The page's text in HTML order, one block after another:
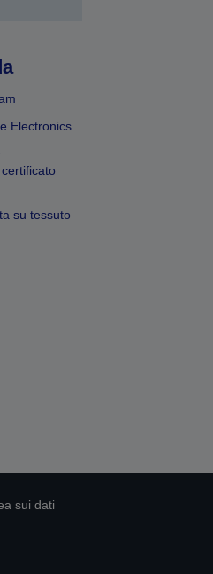
Electronics
su tessuto
sui dati